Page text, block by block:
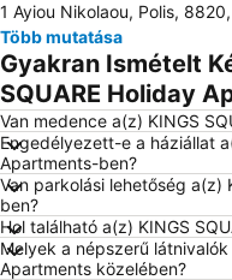
Walking tours of Paphos
Pomos Port
Karnavali Pafou
Church of St George
1 Ayiou Nikolaou, Polis,
Több mutatása
Gyakran Ismételt
SQUARE Holiday
Van medence a(z) KINGS
Engedélyezett-e a háziállat
Apartments-ben?
Van parkolási lehetőség a(z)
ben?
Hol található a(z) KINGS
Melyek a népszerű látnivalók
Apartments közelében?